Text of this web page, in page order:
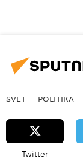
SVET POLITIKA
Twitter